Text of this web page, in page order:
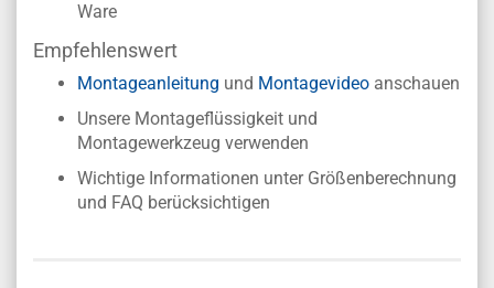
Ware
Empfehlenswert
Montageanleitung und Montagevideo anschauen
Unsere Montageflüssigkeit und
Montagewerkzeug verwenden
Wichtige Informationen unter Größenberechnung
und FAQ berücksichtigen